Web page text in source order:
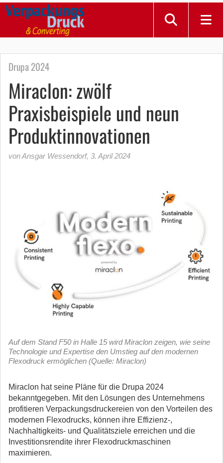
Drupa 2024
Miraclon: zwölf
Praxisbeispiele und neun
Produktinnovationen
von Ansgar Wessendorf, 3. April 2024
Auf dem Stand F50 in Halle 15 wird Miraclon zeigen, wie seine
Technologie und Expertise den Umstieg auf den modernen
Flexodruck ermöglichen (Quelle: Miraclon)
Miraclon hat seine Pläne für die Drupa 2024
bekanntgegeben. Mit den Lösungen des Unternehmens
profitieren Verpackungsdruckereien von den Vorteilen des
modernen Flexodrucks, können ihre Effizienz-,
Nachhaltigkeits- und Qualitätsziele erreichen und die
Investitionsrendite ihrer Flexodruckmaschinen
maximieren.